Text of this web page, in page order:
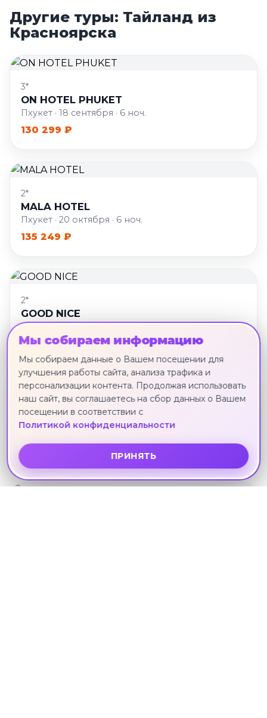
Другие туры: Тайланд из
Красноярска
3*
ON HOTEL PHUKET
Пхукет · 18 сентября · 6 ноч.
130 299 ₽
2*
MALA HOTEL
Пхукет · 20 октября · 6 ноч.
135 249 ₽
2*
GOOD NICE
Пхукет · 20 октября · 6 ноч.
135 968 ₽
I DEE HOTEL
Пхукет · 20 октября · 6 ноч.
136 846 ₽
Мы собираем информацию
Мы собираем данные о Вашем посещении для
улучшения работы сайта, анализа трафика и
персонализации контента. Продолжая использовать
наш сайт, вы соглашаетесь на сбор данных о Вашем
посещении в соответствии с
Политикой конфиденциальности
ПРИНЯТЬ